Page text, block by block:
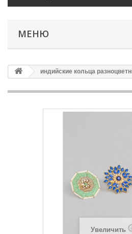
МЕНЮ
индийские кольца
Увеличить